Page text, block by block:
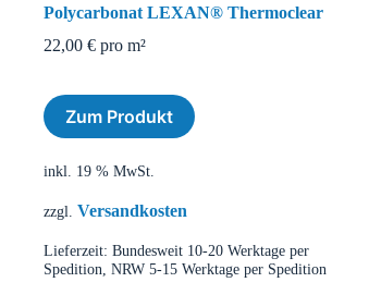
Polycarbonat LEXAN® Thermoclear
22,00 € pro m²
Zum Produkt
inkl. 19 % MwSt.
zzgl. Versandkosten
Lieferzeit: Bundesweit 10-20 Werktage per
Spedition, NRW 5-15 Werktage per Spedition